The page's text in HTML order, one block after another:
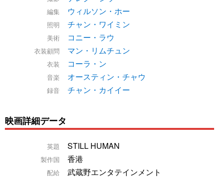
編集 ウィルソン・ホー
照明 チャン・ワイミン
美術 コニー・ラウ
衣装顧問 マン・リムチュン
衣装 コーラ・ン
音楽 オースティン・チャウ
録音 チャン・カイイー
映画詳細データ
英題 STILL HUMAN
製作国 香港
配給 武蔵野エンタテインメント